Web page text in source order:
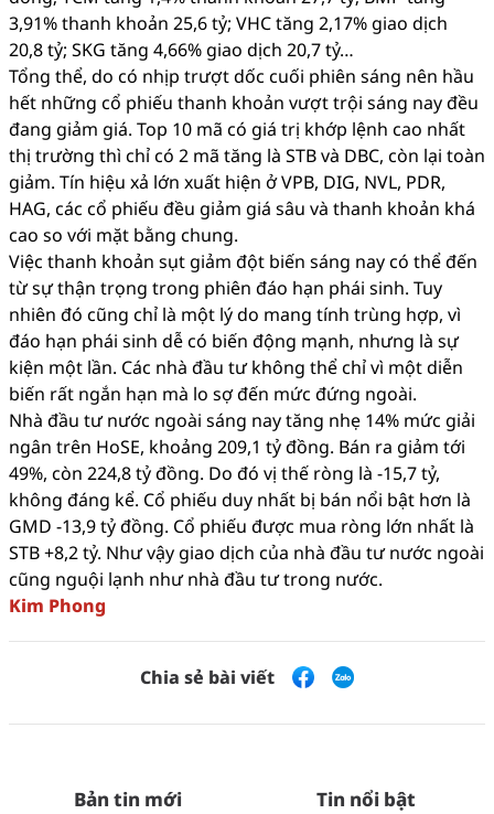
3,91% thanh khoản 25,6 tỷ; VHC tăng 2,17% giao dịch
20,8 tỷ; SKG tăng 4,66% giao dịch 20,7 tỷ…
Tổng thể, do có nhịp trượt dốc cuối phiên sáng nên hầu
hết những cổ phiếu thanh khoản vượt trội sáng nay đều
đang giảm giá. Top 10 mã có giá trị khớp lệnh cao nhất
thị trường thì chỉ có 2 mã tăng là STB và DBC, còn lại toàn
giảm. Tín hiệu xả lớn xuất hiện ở VPB, DIG, NVL, PDR,
HAG, các cổ phiếu đều giảm giá sâu và thanh khoản khá
cao so với mặt bằng chung.
Việc thanh khoản sụt giảm đột biến sáng nay có thể đến
từ sự thận trọng trong phiên đáo hạn phái sinh. Tuy
nhiên đó cũng chỉ là một lý do mang tính trùng hợp, vì
đáo hạn phái sinh dễ có biến động mạnh, nhưng là sự
kiện một lần. Các nhà đầu tư không thể chỉ vì một diễn
biến rất ngắn hạn mà lo sợ đến mức đứng ngoài.
Nhà đầu tư nước ngoài sáng nay tăng nhẹ 14% mức giải
ngân trên HoSE, khoảng 209,1 tỷ đồng. Bán ra giảm tới
49%, còn 224,8 tỷ đồng. Do đó vị thế ròng là -15,7 tỷ,
không đáng kể. Cổ phiếu duy nhất bị bán nổi bật hơn là
GMD -13,9 tỷ đồng. Cổ phiếu được mua ròng lớn nhất là
STB +8,2 tỷ. Như vậy giao dịch của nhà đầu tư nước ngoài
cũng nguội lạnh như nhà đầu tư trong nước.
Kim Phong
Chia sẻ bài viết
Bản tin mới Tin nổi bật